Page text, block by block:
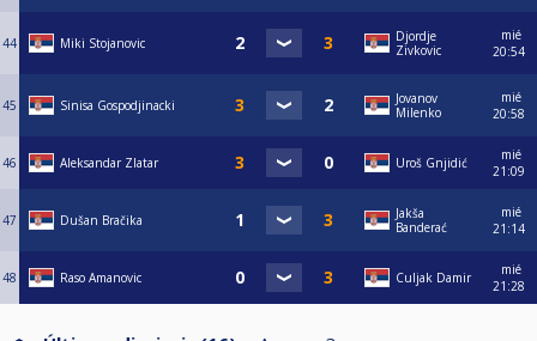
44 Miki Stojanovic
Djordje
Zivkovic
mié
20:54
45 Sinisa Gospodjinacki
Jovanov
Milenko
mié
20:58
46 Aleksandar Zlatar Uroš Gnjidić
mié
21:09
47 Dušan Bračika
Jakša
Banderać
mié
21:14
48 Raso Amanovic Culjak Damir
mié
21:28